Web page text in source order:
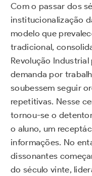
Com o passar dos
institucionalização
modelo que
tradicional,
Revolução
demanda por
soubessem seguir
repetitivas. Nesse
tornou-se o
o aluno, um
informações. No
dissonantes
do século vinte,